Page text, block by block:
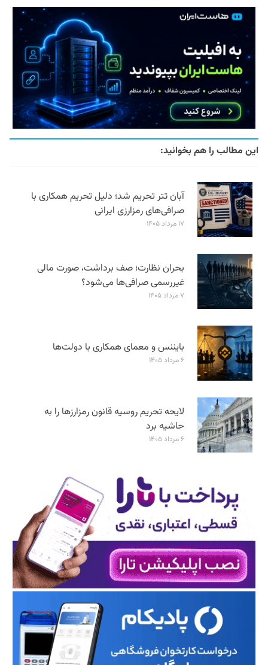
این مطالب را هم بخوانید:
آبان تتر تحریم شد؛ دلیل تحریم همکاری با
صرافی‌های رمزارزی ایرانی
۱۷ مرداد ۱۴۰۵
بحران نظارت؛ صف برداشت، صورت مالی
غیررسمی صرافی‌ها می‌شود؟
۷ مرداد ۱۴۰۵
بایننس و معمای همکاری با دولت‌ها
۶ مرداد ۱۴۰۵
لایحه تحریم روسیه قانون رمزارزها را به
حاشیه برد
۶ مرداد ۱۴۰۵